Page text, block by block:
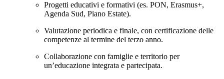
Progetti educativi e formativi (es. PON, Erasmus+,
Agenda Sud, Piano Estate).
Valutazione periodica e finale, con certificazione delle
competenze al termine del terzo anno.
Collaborazione con famiglie e territorio per
un’educazione integrata e partecipata.